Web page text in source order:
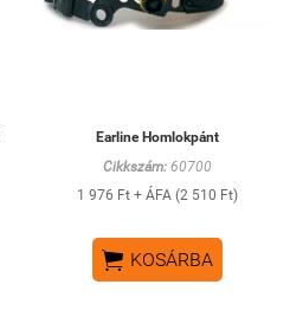
Earline Homlokpánt
Cikkszám: 60700
1 976 Ft + ÁFA (2 510 Ft)
 KOSÁRBA